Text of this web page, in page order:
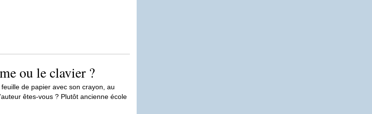
ou le clavier ?
de papier avec son crayon, au
êtes-vous ? Plutôt ancienne école